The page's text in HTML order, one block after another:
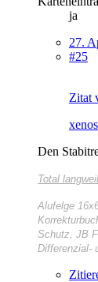
ja
27.
#25
Zitat
Den
Total
Alufelge
Schutz, JB
Differenzial-